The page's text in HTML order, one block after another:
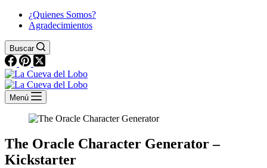
¿Quienes Somos?
Agradecimientos
Buscar
Menú
The Oracle Character Generator –
Kickstarter